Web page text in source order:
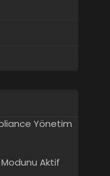
Yönetim
Aktif